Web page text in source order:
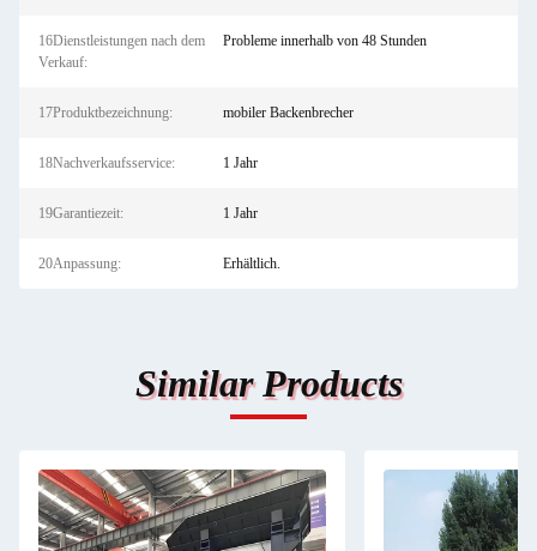
16Dienstleistungen nach dem
Verkauf:
Probleme innerhalb von 48 Stunden
17Produktbezeichnung: mobiler Backenbrecher
18Nachverkaufsservice: 1 Jahr
19Garantiezeit: 1 Jahr
20Anpassung: Erhältlich.
Similar Products